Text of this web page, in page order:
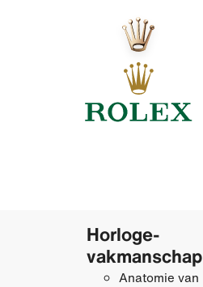
Horloge­
vakmanschap
Anatomie van